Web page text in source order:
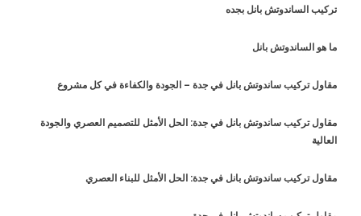
تركيب الساندوتش بانل بجده
ما هو الساندوتش بانل
مقاول تركيب ساندوتش بانل في جدة – الجودة والكفاءة في كل مشروع
مقاول تركيب ساندوتش بانل في جدة: الحل الأمثل للتصميم العصري والجودة
العالية
مقاول تركيب ساندوتش بانل في جدة: الحل الأمثل للبناء العصري